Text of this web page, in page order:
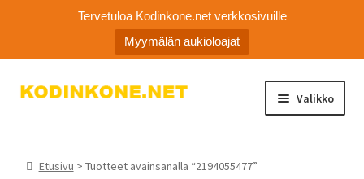
Tervetuloa Kodinkone.net verkkosivuille
Myymälän aukioloajat
Siirry
Siirry
Valikko
Etusivu > Tuotteet avainsanalla “2194055477”